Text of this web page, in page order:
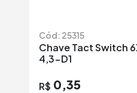
Cód: 25315
Chave Tact Switch
4,3-D1
R$ 0,35